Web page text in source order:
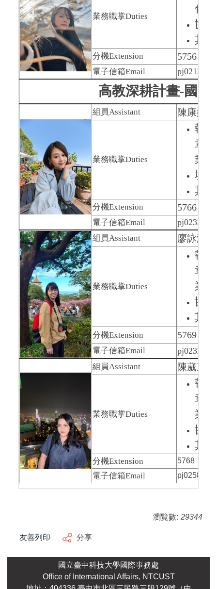
業務職掌Duties
化
協
其
分機Extension 5756
電子信箱Email
高教深耕計畫-國際
組員Assistant 陳康妡
業務職掌Duties
執
章-
業務
境
其
分機Extension 5766
電子信箱Email
組員Assistant 廖詠涵
業務職掌Duties
執
章-
業務
協
其
分機Extension 5769
電子信箱Email
組員Assistant 陳葳葳
業務職掌Duties
執
章-
業務
協
其
分機Extension 5768
電子信箱Email
瀏覽數: 29344
友善列印 分享
國立臺中科技大學國際事務處
Office of International Affairs, NTCUST